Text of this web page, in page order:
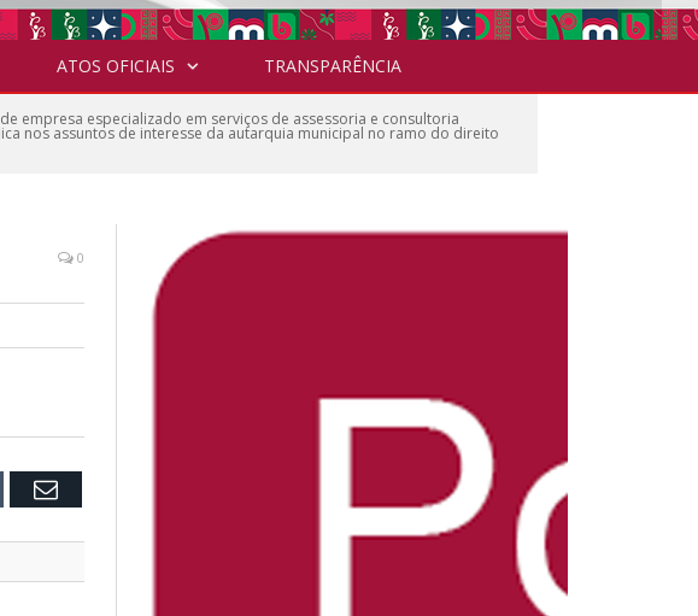
ATOS OFICIAIS TRANSPARÊNCIA
de empresa especializado em serviços de assessoria e consultoria
nos assuntos de interesse da autarquia municipal no ramo do direito
0
Email